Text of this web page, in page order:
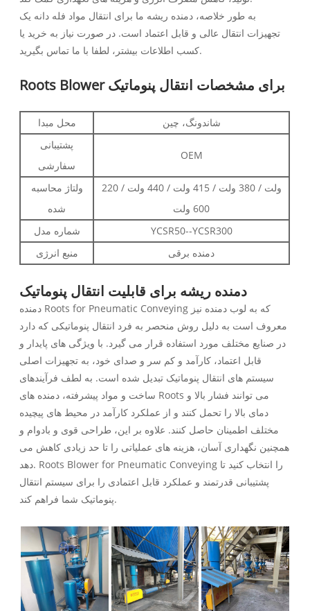
به طور خلاصه، دمنده ریشه ما برای انتقال مواد فله دانه یک
تجهیزات انتقال عالی و قابل اعتماد است. در صورت نیاز به خرید یا
کسب اطلاعات بیشتر، لطفا با ما تماس بگیرید.
Roots Blower برای مشخصات انتقال پنوماتیک
محل مبدا
شاندونگ، چین
پشتیبانی
سفارشی
OEM
ولتاژ محاسبه
شده
220 ولت / 380 ولت / 415 ولت / 440 ولت /
600 ولت
شماره مدل
YCSR50--YCSR300
منبع انرژی
دمنده برقی
دمنده ریشه برای قابلیت انتقال پنوماتیک
دمنده Roots for Pneumatic Conveying که به لوب دمنده نیز
معروف است به دلیل روش منحصر به فرد انتقال پنوماتیکی که دارد
در صنایع مختلف مورد استفاده قرار می گیرد. با ویژگی های پایدار و
قابل اعتماد، کارآمد و کم سر و صدای خود، به تجهیزات اصلی
سیستم های انتقال پنوماتیک تبدیل شده است. به لطف فرآیندهای
ساخت و مواد پیشرفته، دمنده های Roots می توانند فشار بالا و
دمای بالا را تحمل کنند و از عملکرد کارآمد در محیط های پیچیده
مختلف اطمینان حاصل کنند. علاوه بر این، طراحی قوی و بادوام و
همچنین نگهداری آسان، هزینه های عملیاتی را تا حد زیادی کاهش می
دهد. Roots Blower for Pneumatic Conveying را انتخاب کنید تا
پشتیبانی قدرتمند و عملکرد قابل اعتمادی را برای سیستم انتقال
پنوماتیک شما فراهم کند.